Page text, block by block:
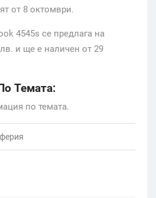
от 8 октомври.
4545s се предлага на
и ще е наличен от 29
Темата:
по темата.